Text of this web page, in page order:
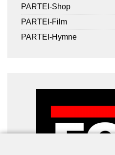
PARTEI-Shop
PARTEI-Film
PARTEI-Hymne